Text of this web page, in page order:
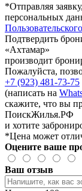
*Отправляя
персональных
Подтвердить
«Ахтамар»
производит
Пожалуйста,
+7 (923) 481-73-75
(написать на
скажите, что вы
ПоискЖилья.РФ
и хотите
*Цена может
Оцените ваше
Ваш отзыв